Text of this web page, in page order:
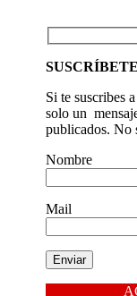
SUSCRÍBETE
Si te suscribes
solo un
publicados. No
Nombre
Mail